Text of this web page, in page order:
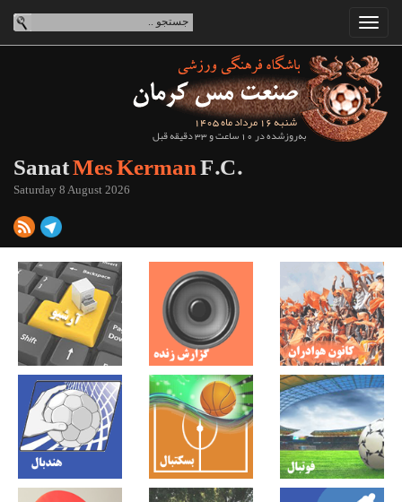
شنبه 16 مرداد ماه 1405
به‌روزشده در 10 ساعت و 33 دقیقه قبل
SanatMes KermanF.C.
Saturday 8 August 2026